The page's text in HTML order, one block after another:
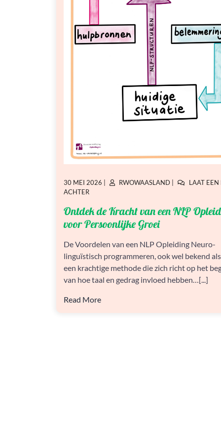
GEPLAATST
OP
30 MEI 2026
GEPLAATST
RWOWAASLAND
LAAT EEN
ACHTEROP
DE
KRACHT
VAN
NLP
OPLEIDING
VOOR
PERSOONLIJKE
GROEI
Ontdek de Kracht van een NLP
voor Persoonlijke Groei
De Voordelen van een NLP Opleiding Neuro-
linguïstisch programmeren, ook wel bekend als
een krachtige methode die zich richt op het
van hoe taal en gedrag invloed hebben…[...]
Read More